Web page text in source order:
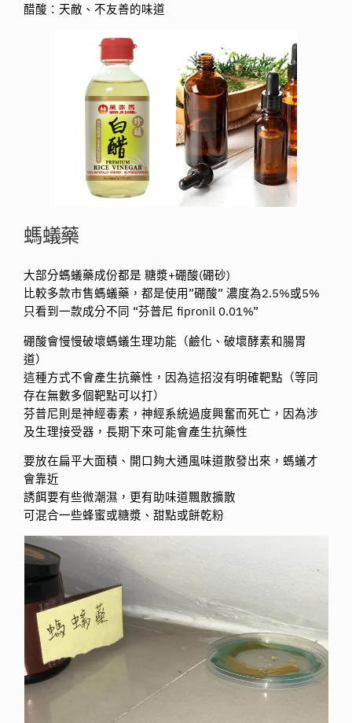
醋酸：天敵、不友善的味道
螞蟻藥
大部分螞蟻藥成份都是 糖漿+硼酸(硼砂)
比較多款市售螞蟻藥，都是使用”硼酸” 濃度為2.5%或5%
只看到一款成分不同 “芬普尼 fipronil 0.01%”
硼酸會慢慢破壞螞蟻生理功能（鹼化、破壞酵素和腸胃
道）
這種方式不會產生抗藥性，因為這招沒有明確靶點（等同
存在無數多個靶點可以打）
芬普尼則是神經毒素，神經系統過度興奮而死亡，因為涉
及生理接受器，長期下來可能會產生抗藥性
要放在扁平大面積、開口夠大通風味道散發出來，螞蟻才
會靠近
誘餌要有些微潮濕，更有助味道飄散擴散
可混合一些蜂蜜或糖漿、甜點或餅乾粉